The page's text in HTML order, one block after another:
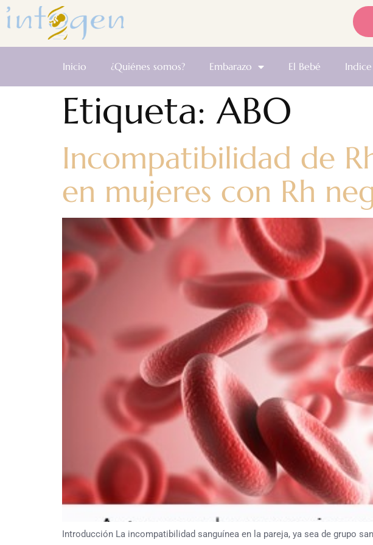
Inicio ¿Quiénes somos? Embarazo El Bebé
Etiqueta:ABO
Incompatibilidad de
en mujeres con Rh
Introducción La incompatibilidad sanguínea en la pareja, ya sea de grupo